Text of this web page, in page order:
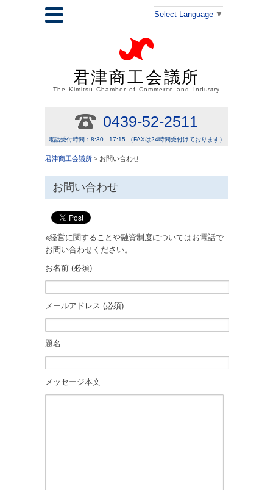
Select Language ▼
君津商工会議所
The Kimitsu Chamber of Commerce and Industry
0439-52-2511
電話受付時間：8:30 - 17:15 （FAXは24時間受付けております）
君津商工会議所 > お問い合わせ
お問い合わせ
※経営に関することや融資制度についてはお電話で
お問い合わせください。
お名前 (必須)
メールアドレス (必須)
題名
メッセージ本文